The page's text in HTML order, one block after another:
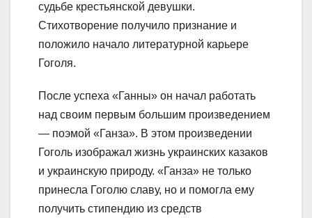
судьбе крестьянской девушки.
Стихотворение получило признание и
положило начало литературной карьере
Гоголя.
После успеха «Ганны» он начал работать
над своим первым большим произведением
— поэмой «Ганза». В этом произведении
Гоголь изображал жизнь украинских казаков
и украинскую природу. «Ганза» не только
принесла Гоголю славу, но и помогла ему
получить стипендию из средств